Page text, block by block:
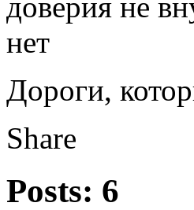
нет
Дороги,
Share
Posts: 6